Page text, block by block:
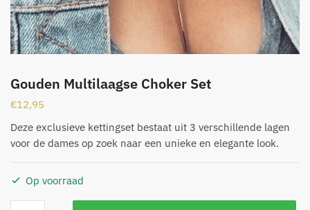
Gouden Multilaagse Choker Set
€12,95
Deze exclusieve kettingset bestaat uit 3 verschillende lagen
voor de dames op zoek naar een unieke en elegante look.
Op voorraad